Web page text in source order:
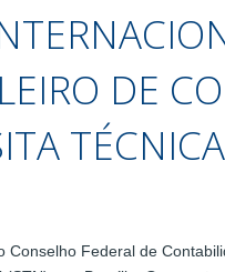
DE
Conselho Federal de